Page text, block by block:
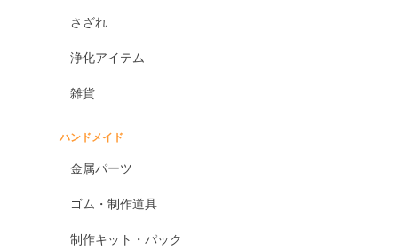
さざれ
浄化アイテム
雑貨
ハンドメイド
金属パーツ
ゴム・制作道具
制作キット・パック